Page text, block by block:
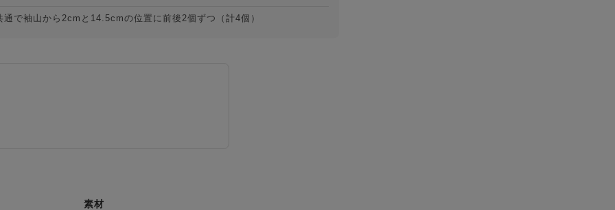
で袖山から2cmと14.5cmの位置に前後2個ずつ（計4個）
素材